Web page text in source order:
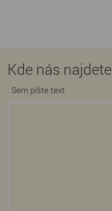
Kde nás najdete
Sem pište text